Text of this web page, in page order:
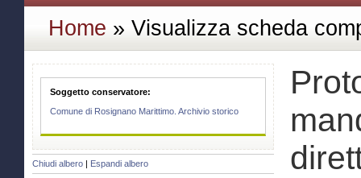
Home » Visualizza scheda
Soggetto conservatore:
Comune di Rosignano Marittimo. Archivio storico
Chiudi albero Espandi albero